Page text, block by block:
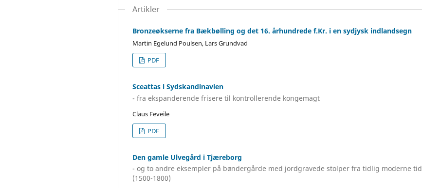
Artikler
Bronzeøkserne fra Bækbølling og det 16. århundrede f.Kr. i en sydjysk indlandsegn
Martin Egelund Poulsen, Lars Grundvad
PDF
Sceattas i Sydskandinavien
- fra ekspanderende frisere til kontrollerende kongemagt
Claus Feveile
PDF
Den gamle Ulvegård i Tjæreborg
- og to andre eksempler på bøndergårde med jordgravede stolper fra tidlig moderne tid
(1500-1800)